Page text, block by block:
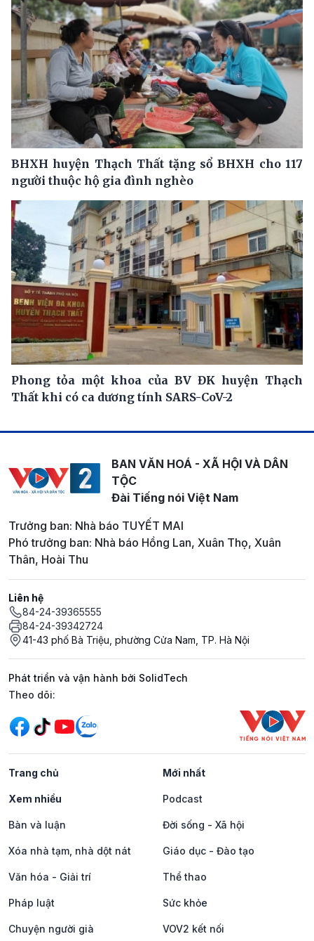
BHXH huyện Thạch Thất tặng sổ BHXH cho 117
người thuộc hộ gia đình nghèo
Phong tỏa một khoa của BV ĐK huyện Thạch
Thất khi có ca dương tính SARS-CoV-2
BAN VĂN HOÁ - XÃ HỘI VÀ DÂN
TỘC
Đài Tiếng nói Việt Nam
Trưởng ban: Nhà báo TUYẾT MAI
Phó trưởng ban: Nhà báo Hồng Lan, Xuân Thọ, Xuân
Thân, Hoài Thu
Liên hệ
84-24-39365555
84-24-39342724
41-43 phố Bà Triệu, phường Cửa Nam, TP. Hà Nội
Phát triển và vận hành bởi SolidTech
Mạng xã hội
Theo dõi:
Trang chủ Mới nhất
Xem nhiều Podcast
Bàn và luận Đời sống - Xã hội
Xóa nhà tạm, nhà dột nát Giáo dục - Đào tạo
Văn hóa - Giải trí Thể thao
Pháp luật Sức khỏe
Chuyện người già VOV2 kết nối